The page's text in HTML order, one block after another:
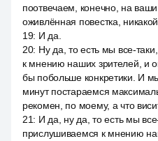
поотвечаем, конечно, на
оживлённая повестка,
19: И да.
20: Ну да, то есть мы все-
к мнению наших зрителей, и
бы побольше конкретики. И
минут постараемся
рекомен, по моему, а что
21: И да, ну да, то есть мы
прислушиваемся к мнению